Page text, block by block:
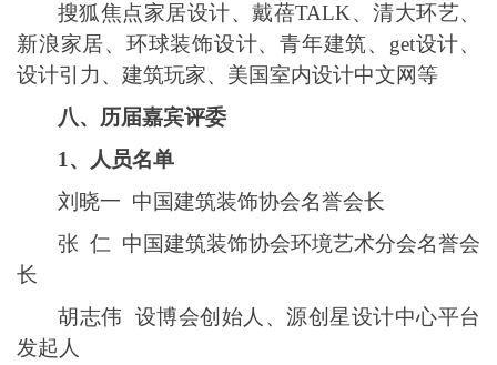
搜狐焦点家居设计、戴蓓TALK、清大环艺、
新浪家居、 环球装饰设计、青年建筑、 get设计、
设计引力、建筑玩家、 美国室内设计中文网等
八、历届嘉宾评委
1、人员名单
刘晓一 中国建筑装饰协会名誉会长
张 仁 中国建筑装饰协会环境艺术分会名誉会
长
胡志伟
设博会创始人 、 源创星设计中心平台
发起人